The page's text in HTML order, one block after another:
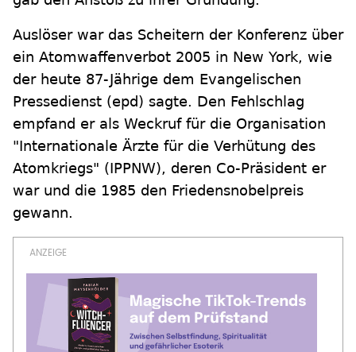
Auslöser war das Scheitern der Konferenz über
ein Atomwaffenverbot 2005 in New York, wie
der heute 87-Jährige dem Evangelischen
Pressedienst (epd) sagte. Den Fehlschlag
empfand er als Weckruf für die Organisation
"Internationale Ärzte für die Verhütung des
Atomkriegs" (IPPNW), deren Co-Präsident er
war und die 1985 den Friedensnobelpreis
gewann.